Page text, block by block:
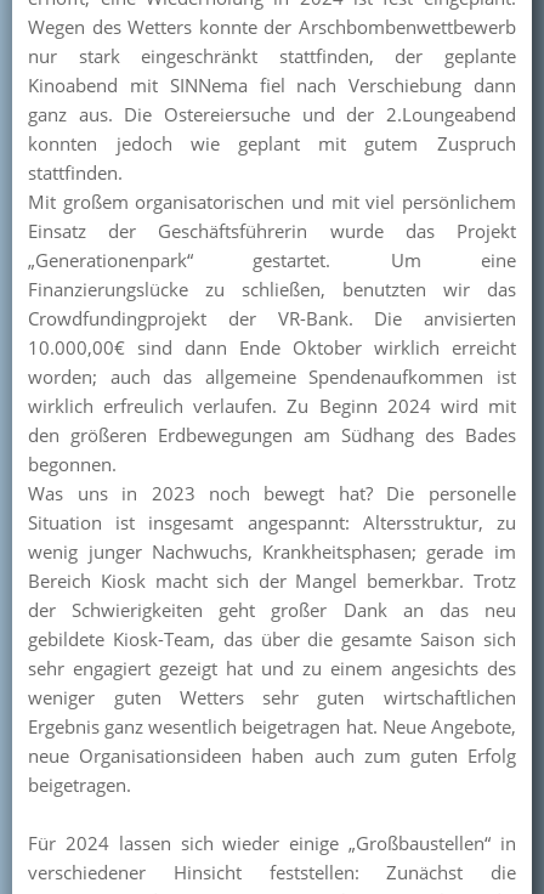
Wegen des Wetters konnte der Arschbombenwettbewerb
nur stark eingeschränkt stattfinden, der geplante
Kinoabend mit SINNema fiel nach Verschiebung dann
ganz aus. Die Ostereiersuche und der 2.Loungeabend
konnten jedoch wie geplant mit gutem Zuspruch
stattfinden.
Mit großem organisatorischen und mit viel persönlichem
Einsatz der Geschäftsführerin wurde das Projekt
„Generationenpark“ gestartet. Um eine
Finanzierungslücke zu schließen, benutzten wir das
Crowdfundingprojekt der VR-Bank. Die anvisierten
10.000,00€ sind dann Ende Oktober wirklich erreicht
worden; auch das allgemeine Spendenaufkommen ist
wirklich erfreulich verlaufen. Zu Beginn 2024 wird mit
den größeren Erdbewegungen am Südhang des Bades
begonnen.
Was uns in 2023 noch bewegt hat? Die personelle
Situation ist insgesamt angespannt: Altersstruktur, zu
wenig junger Nachwuchs, Krankheitsphasen; gerade im
Bereich Kiosk macht sich der Mangel bemerkbar. Trotz
der Schwierigkeiten geht großer Dank an das neu
gebildete Kiosk-Team, das über die gesamte Saison sich
sehr engagiert gezeigt hat und zu einem angesichts des
weniger guten Wetters sehr guten wirtschaftlichen
Ergebnis ganz wesentlich beigetragen hat. Neue Angebote,
neue Organisationsideen haben auch zum guten Erfolg
beigetragen.
Für 2024 lassen sich wieder einige „Großbaustellen“ in
verschiedener Hinsicht feststellen: Zunächst die